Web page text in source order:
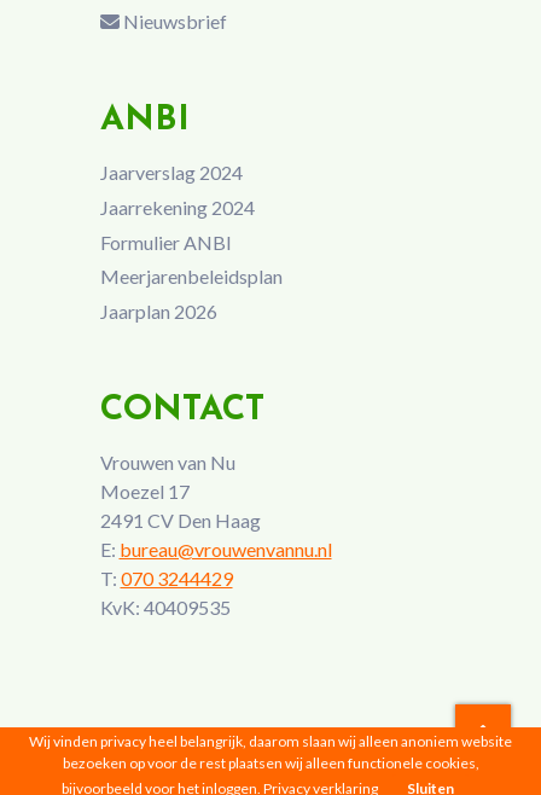
Nieuwsbrief
ANBI
Jaarverslag 2024
Jaarrekening 2024
Formulier ANBI
Meerjarenbeleidsplan
Jaarplan 2026
CONTACT
Vrouwen van Nu
Moezel 17
2491 CV Den Haag
E: bureau@vrouwenvannu.nl
T: 070 3244429
KvK: 40409535
Vrouwen van Nu © 2026 |Privacyverklaring
Wij vinden privacy heel belangrijk, daarom slaan wij alleen anoniem website
bezoeken op voor de rest plaatsen wij alleen functionele cookies,
bijvoorbeeld voor het inloggen. Privacy verklaring Sluiten